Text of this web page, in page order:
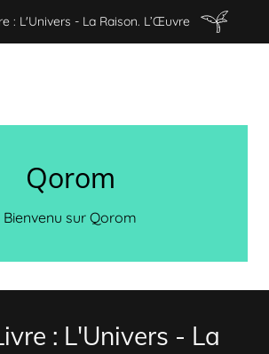
: L'Univers - La Raison. L’Œuvre
Qorom
Bienvenu sur Qorom
: L'Univers - La